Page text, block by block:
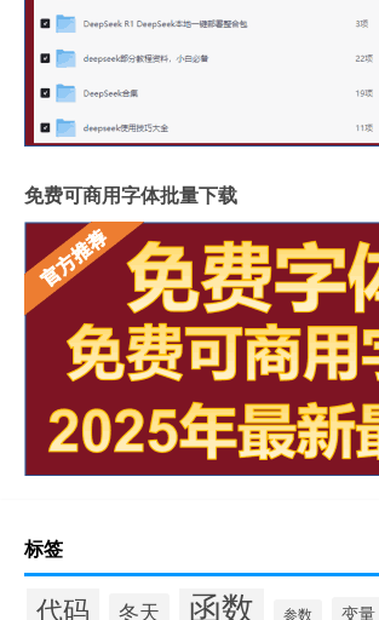
免费可商用字体批量下载
标签
代码 冬天 函数 参数 变量